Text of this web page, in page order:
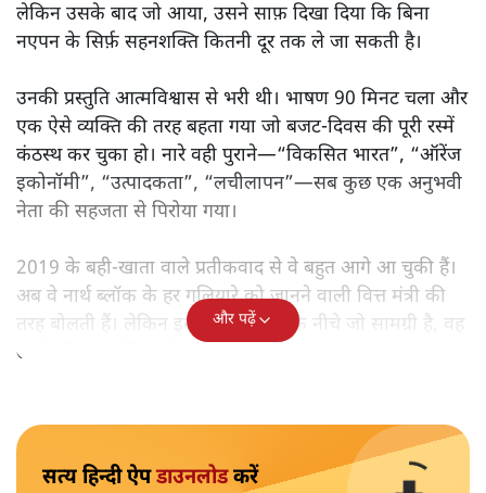
लेकिन उसके बाद जो आया, उसने साफ़ दिखा दिया कि बिना
नएपन के सिर्फ़ सहनशक्ति कितनी दूर तक ले जा सकती है।
उनकी प्रस्तुति आत्मविश्वास से भरी थी। भाषण 90 मिनट चला और
एक ऐसे व्यक्ति की तरह बहता गया जो बजट‑दिवस की पूरी रस्में
कंठस्थ कर चुका हो। नारे वही पुराने—“विकसित भारत”, “ऑरेंज
इकोनॉमी”, “उत्पादकता”, “लचीलापन”—सब कुछ एक अनुभवी
नेता की सहजता से पिरोया गया।
2019 के बही‑खाता वाले प्रतीकवाद से वे बहुत आगे आ चुकी हैं।
अब वे नार्थ ब्लॉक के हर गलियारे को जानने वाली वित्त मंत्री की
तरह बोलती हैं। लेकिन इस आत्मविश्वास के नीचे जो सामग्री है, वह
उतनी ही अनुमानित और दोहराव भरी।
और पढ़ें
सत्य हिन्दी ऐपडाउनलोडकरें